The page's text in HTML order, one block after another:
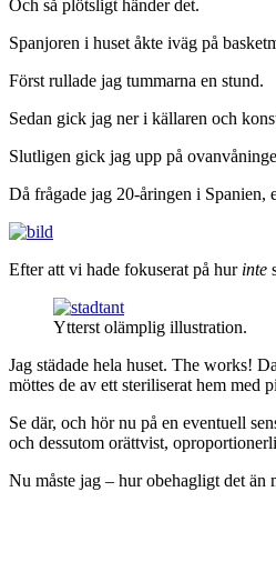
Och så plötsligt händer det.
Spanjoren i huset åkte iväg på
Först rullade jag tummarna en stund.
Sedan gick jag ner i källaren och
Slutligen gick jag upp på
Då frågade jag 20-åringen i Spanien,
Efter att vi hade fokuserat på hur inte
Ytterst olämplig illustration.
Jag städade hela huset. The works!
möttes de av ett steriliserat hem med
Se där, och hör nu på en eventuell
och dessutom orättvist,
Nu måste jag – hur obehagligt det